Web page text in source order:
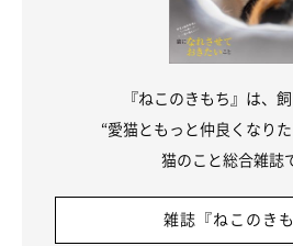
『ねこのきもち』は、
“愛猫ともっと仲良くなり
猫のこと総合雑誌
雑誌『ねこのきも